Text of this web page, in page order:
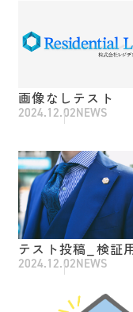
画像なしテスト
2024.12.02NEWS
テスト投稿_検証
2024.12.02NEWS